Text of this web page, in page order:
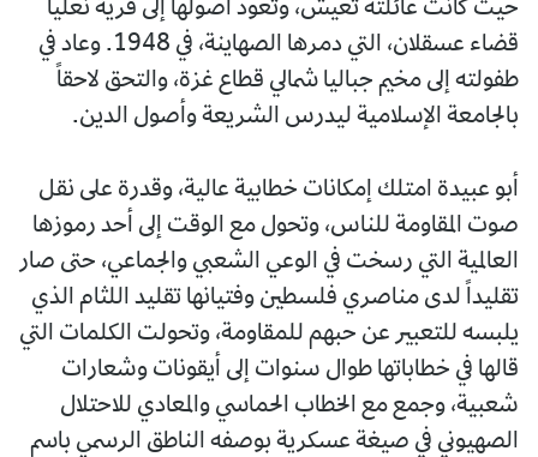
حيث كانت عائلته تعيش، وتعود أصولها إلى قرية نعليا
قضاء عسقلان، التي دمرها الصهاينة، في 1948. وعاد في
طفولته إلى مخيم جباليا شمالي قطاع غزة، والتحق لاحقاً
بالجامعة الإسلامية ليدرس الشريعة وأصول الدين.
أبو عبيدة امتلك إمكانات خطابية عالية، وقدرة على نقل
صوت المقاومة للناس، وتحول مع الوقت إلى أحد رموزها
العالمية التي رسخت في الوعي الشعبي والجماعي، حتى صار
تقليداً لدى مناصري فلسطين وفتيانها تقليد اللثام الذي
يلبسه للتعبير عن حبهم للمقاومة، وتحولت الكلمات التي
قالها في خطاباتها طوال سنوات إلى أيقونات وشعارات
شعبية، وجمع مع الخطاب الحماسي والمعادي للاحتلال
الصهيوني في صيغة عسكرية بوصفه الناطق الرسمي باسم